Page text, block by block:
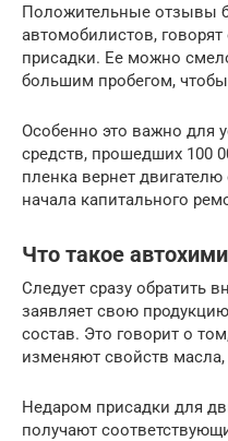
Положительные отзывы
автомобилистов,
присадки. Ее можно
большим пробегом,
Особенно это важно для
средств, прошедших 100
пленка вернет
начала капитального
Что такое
Следует сразу обратить
заявляет свою
состав. Это говорит о
изменяют свойств
Недаром присадки для
получают